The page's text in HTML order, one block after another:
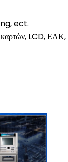
ect.
LCD, ΕΛΚ,